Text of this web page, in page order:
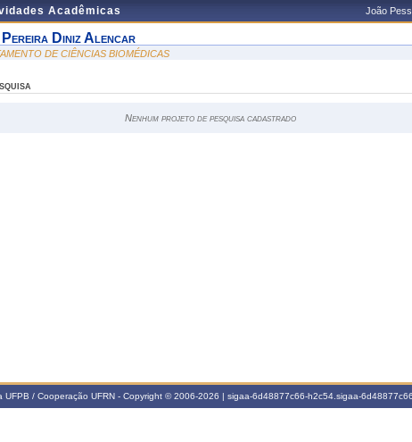
Acadêmicas João
Diniz Alencar
DE CIÊNCIAS BIOMÉDICAS
Nenhum projeto de pesquisa cadastrado
/ Cooperação UFRN - Copyright © 2006-2026 | sigaa-6d48877c66-h2c54.sigaa-